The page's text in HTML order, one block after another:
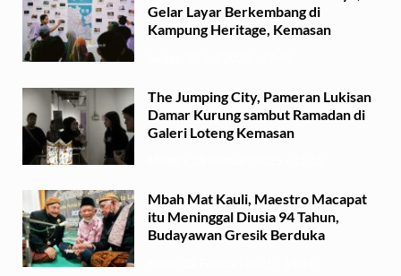
Gelar Layar Berkembang di
Kampung Heritage, Kemasan
The Jumping City, Pameran Lukisan
Damar Kurung sambut Ramadan di
Galeri Loteng Kemasan
Mbah Mat Kauli, Maestro Macapat
itu Meninggal Diusia 94 Tahun,
Budayawan Gresik Berduka